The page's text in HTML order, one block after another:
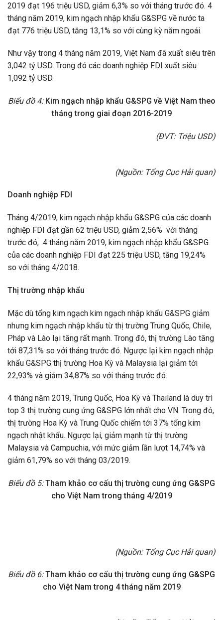
2019 đạt 196 triệu USD, giảm 6,3% so với tháng trước đó. 4
tháng năm 2019, kim ngạch nhập khẩu G&SPG về nước ta
đạt 776 triệu USD, tăng 13,1% so với cùng kỳ năm ngoái.
Như vậy trong 4 tháng năm 2019, Việt Nam đã xuất siêu trên
3,042 tỷ USD. Trong đó các doanh nghiệp FDI xuất siêu
1,092 tỷ USD.
Biểu đồ 4: Kim ngạch nhập khẩu G&SPG về Việt Nam theo
tháng trong giai đoạn 2016-2019
(ĐVT: Triệu USD)
(Nguồn: Tổng Cục Hải quan)
Doanh nghiệp FDI
Tháng 4/2019, kim ngạch nhập khẩu G&SPG của các doanh
nghiệp FDI đạt gần 62 triệu USD, giảm 2,56% với tháng
trước đó; 4 tháng năm 2019, kim ngạch nhập khẩu G&SPG
của các doanh nghiệp FDI đạt 225 triệu USD, tăng 19,24%
so với tháng 4/2018.
Thị trường nhập khẩu
Mặc dù tổng kim ngạch kim ngạch nhập khẩu G&SPG giảm
nhưng kim ngạch nhập khẩu từ thị trường Trung Quốc, Chile,
Pháp và Lào lại tăng rất mạnh. Trong đó, thị trường Lào tăng
tới 87,31% so với tháng trước đó. Ngược lại kim ngạch nhập
khẩu G&SPG thị trường Hoa Kỳ và Malaysia lại giảm tới
22,93% và giảm 34,87% so với tháng trước đó.
4 tháng năm 2019, Trung Quốc, Hoa Kỳ và Thailand là duy trì
top 3 thị trường cung ứng G&SPG lớn nhất cho VN. Trong đó,
thị trường Hoa Kỳ và Trung Quốc chiếm tới 37% tổng kim
ngạch nhật khẩu. Ngược lại, giảm mạnh từ thị trường
Malaysia và Campuchia, với mức giảm lần lượt 14,74% và
giảm 61,79% so với tháng 03/2019.
Biểu đồ 5:Tham khảo cơ cấu thị trường cung ứng G&SPG
cho Việt Nam trong tháng 4/2019
(Nguồn: Tổng Cục Hải quan)
Biểu đồ 6:Tham khảo cơ cấu thị trường cung ứng G&SPG
cho Việt Nam trong 4 tháng năm 2019